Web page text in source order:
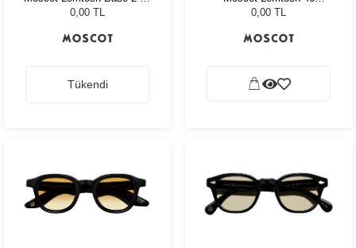
Black Denim Blue
0,00 TL
Tükendi
Tortoise American Grey
0,00 TL